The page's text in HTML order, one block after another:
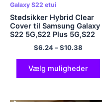
Galaxy S22 etui
Stødsikker Hybrid Clear
Cover til Samsung Galaxy
S22 5G,S22 Plus 5G,S22
Ultra 5G Hard Backplane
Soft Border Phone Cover
Case
$6.24–$10.38
Vælg muligheder